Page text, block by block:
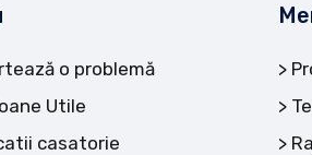
o problemă
Utile
casatorie